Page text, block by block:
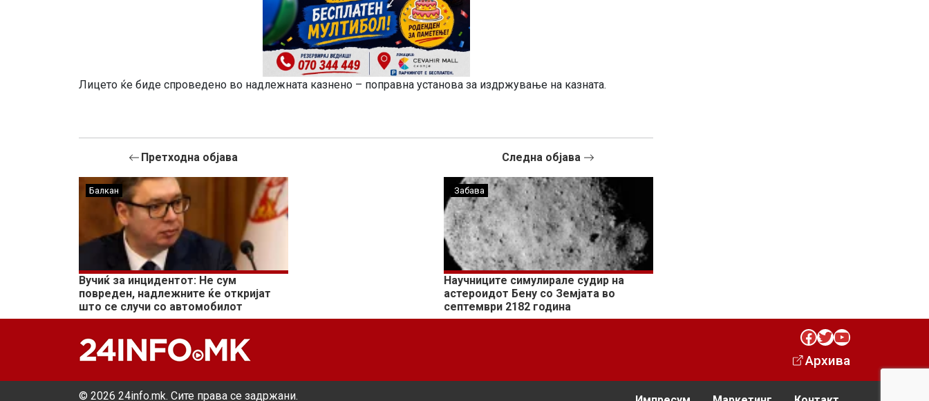
Лицето ќе биде спроведено во надлежната казнено – поправна установа за издржување на казната.
Претходна објава
Балкан
Вучиќ за инцидентот: Не сум
повреден, надлежните ќе откријат
што се случи со автомобилот
Следна објава
Забава
Научниците симулирале судир на
астероидот Бену со Земјата во
септември 2182 година
Facebook Twitter YouTube
Архива
© 2026 24info.mk. Сите права се задржани.